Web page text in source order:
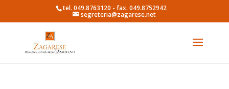
tel. 049.8763120 - fax. 049.8752942
segreteria@zagarese.net